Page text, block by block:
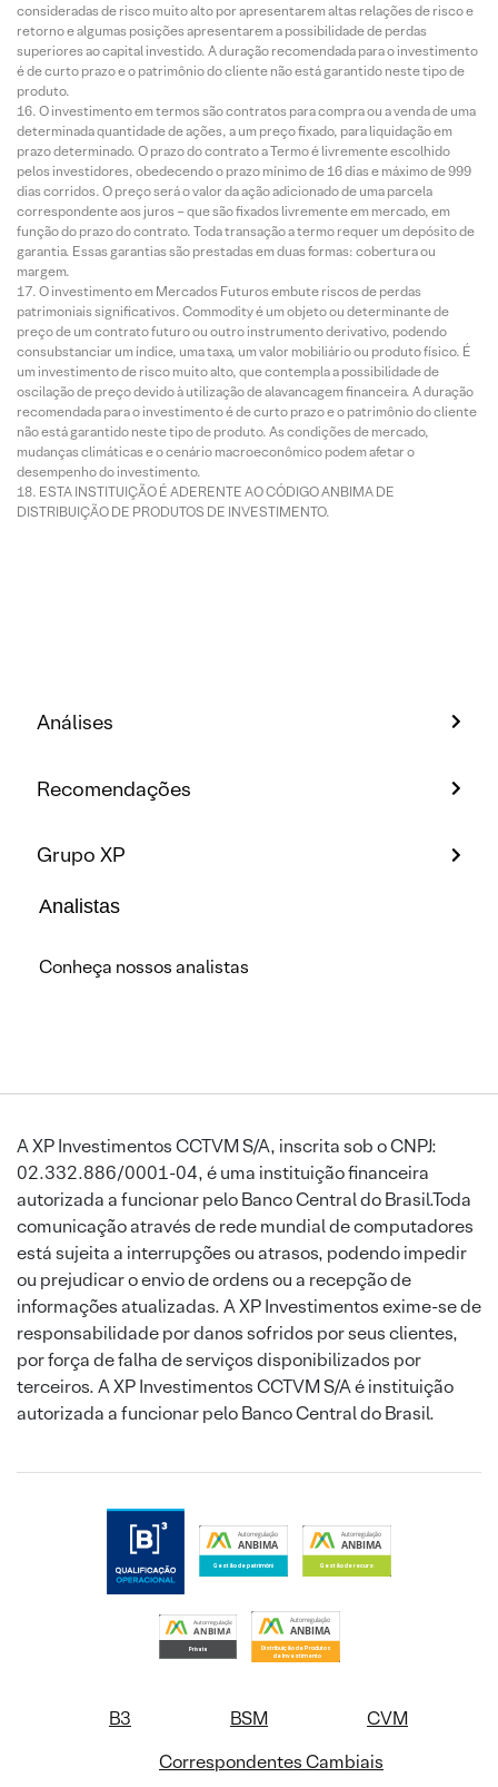
consideradas de risco muito alto por apresentarem altas relações de risco e
retorno e algumas posições apresentarem a possibilidade de perdas
superiores ao capital investido. A duração recomendada para o investimento
é de curto prazo e o patrimônio do cliente não está garantido neste tipo de
produto.
O investimento em termos são contratos para compra ou a venda de uma
determinada quantidade de ações, a um preço fixado, para liquidação em
prazo determinado. O prazo do contrato a Termo é livremente escolhido
pelos investidores, obedecendo o prazo mínimo de 16 dias e máximo de 999
dias corridos. O preço será o valor da ação adicionado de uma parcela
correspondente aos juros – que são fixados livremente em mercado, em
função do prazo do contrato. Toda transação a termo requer um depósito de
garantia. Essas garantias são prestadas em duas formas: cobertura ou
margem.
O investimento em Mercados Futuros embute riscos de perdas
patrimoniais significativos. Commodity é um objeto ou determinante de
preço de um contrato futuro ou outro instrumento derivativo, podendo
consubstanciar um índice, uma taxa, um valor mobiliário ou produto físico. É
um investimento de risco muito alto, que contempla a possibilidade de
oscilação de preço devido à utilização de alavancagem financeira. A duração
recomendada para o investimento é de curto prazo e o patrimônio do cliente
não está garantido neste tipo de produto. As condições de mercado,
mudanças climáticas e o cenário macroeconômico podem afetar o
desempenho do investimento.
ESTA INSTITUIÇÃO É ADERENTE AO CÓDIGO ANBIMA DE
DISTRIBUIÇÃO DE PRODUTOS DE INVESTIMENTO.
Análises
Recomendações
Grupo XP
Analistas
Conheça nossos analistas
A XP Investimentos CCTVM S/A, inscrita sob o CNPJ:
02.332.886/0001-04, é uma instituição financeira
autorizada a funcionar pelo Banco Central do Brasil.Toda
comunicação através de rede mundial de computadores
está sujeita a interrupções ou atrasos, podendo impedir
ou prejudicar o envio de ordens ou a recepção de
informações atualizadas. A XP Investimentos exime-se de
responsabilidade por danos sofridos por seus clientes,
por força de falha de serviços disponibilizados por
terceiros. A XP Investimentos CCTVM S/A é instituição
autorizada a funcionar pelo Banco Central do Brasil.
B3 BSM
CVM
Correspondentes Cambiais